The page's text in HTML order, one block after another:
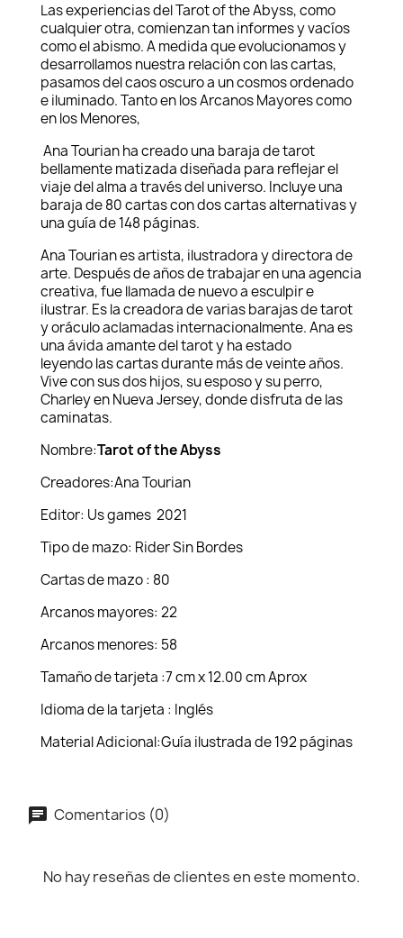
Las experiencias del Tarot of the Abyss, como
cualquier otra, comienzan tan informes y vacíos
como el abismo. A medida que evolucionamos y
desarrollamos nuestra relación con las cartas,
pasamos del caos oscuro a un cosmos ordenado
e iluminado. Tanto en los Arcanos Mayores como
en los Menores,
Ana Tourian ha creado una baraja de tarot
bellamente matizada diseñada para reflejar el
viaje del alma a través del universo. Incluye una
baraja de 80 cartas con dos cartas alternativas y
una guía de 148 páginas.
Ana Tourian es artista, ilustradora y directora de
arte. Después de años de trabajar en una agencia
creativa, fue llamada de nuevo a esculpir e
ilustrar. Es la creadora de varias barajas de tarot
y oráculo aclamadas internacionalmente. Ana es
una ávida amante del tarot y ha estado
leyendo las cartas durante más de veinte años.
Vive con sus dos hijos, su esposo y su perro,
Charley en Nueva Jersey, donde disfruta de las
caminatas.
Nombre:Tarot of the Abyss
Creadores:Ana Tourian
Editor: Us games 2021
Tipo de mazo: Rider Sin Bordes
Cartas de mazo : 80
Arcanos mayores: 22
Arcanos menores: 58
Tamaño de tarjeta :7 cm x 12.00 cm Aprox
Idioma de la tarjeta : Inglés
Material Adicional:Guía ilustrada de 192 páginas
Comentarios (0)
No hay reseñas de clientes en este momento.